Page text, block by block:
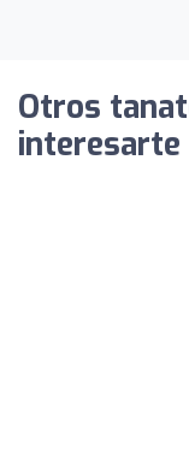
Otros
interesarte